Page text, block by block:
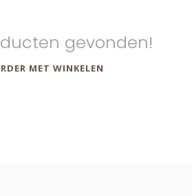
gevonden!
MET WINKELEN